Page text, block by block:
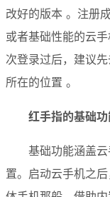
改好的版本 。注册
或者基础性能的云
次登录过后，建议
所在的位置 。
红手指的基础
基础功能涵盖
置。启动云手机之